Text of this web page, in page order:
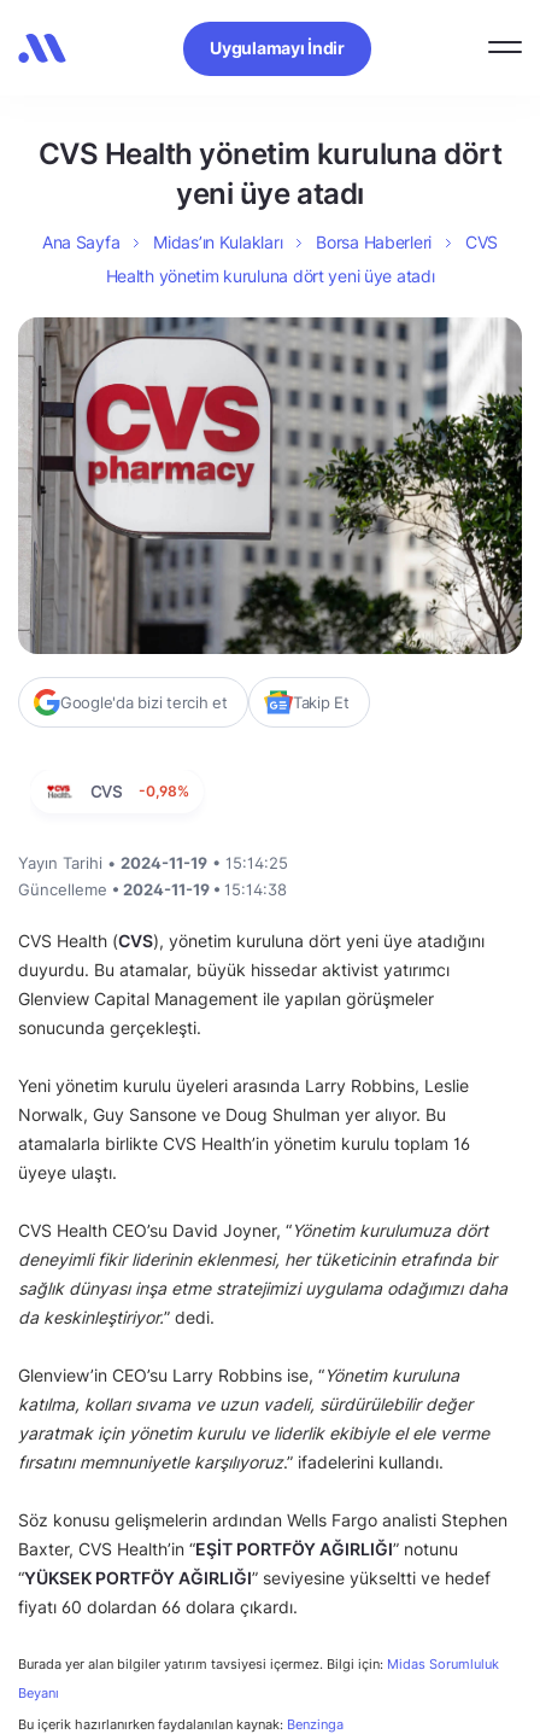
Uygulamayı İndir
CVS Health yönetim kuruluna dört
yeni üye atadı
Ana Sayfa Midas’ın Kulakları Borsa Haberleri
CVS
Health yönetim kuruluna dört yeni üye atadı
Google'da bizi tercih et Takip Et
CVS -0,98%
Yayın Tarihi • 2024-11-19 • 15:14:25
Güncelleme • 2024-11-19 • 15:14:38
CVS Health (CVS), yönetim kuruluna dört yeni üye atadığını
duyurdu. Bu atamalar, büyük hissedar aktivist yatırımcı
Glenview Capital Management ile yapılan görüşmeler
sonucunda gerçekleşti.
Yeni yönetim kurulu üyeleri arasında Larry Robbins, Leslie
Norwalk, Guy Sansone ve Doug Shulman yer alıyor. Bu
atamalarla birlikte CVS Health’in yönetim kurulu toplam 16
üyeye ulaştı.
CVS Health CEO’su David Joyner, “Yönetim kurulumuza dört
deneyimli fikir liderinin eklenmesi, her tüketicinin etrafında bir
sağlık dünyası inşa etme stratejimizi uygulama odağımızı daha
da keskinleştiriyor.” dedi.
Glenview’in CEO’su Larry Robbins ise, “Yönetim kuruluna
katılma, kolları sıvama ve uzun vadeli, sürdürülebilir değer
yaratmak için yönetim kurulu ve liderlik ekibiyle el ele verme
fırsatını memnuniyetle karşılıyoruz.” ifadelerini kullandı.
Söz konusu gelişmelerin ardından Wells Fargo analisti Stephen
Baxter, CVS Health’in “EŞİT PORTFÖY AĞIRLIĞI” notunu
“YÜKSEK PORTFÖY AĞIRLIĞI” seviyesine yükseltti ve hedef
fiyatı 60 dolardan 66 dolara çıkardı.
Burada yer alan bilgiler yatırım tavsiyesi içermez. Bilgi için: Midas Sorumluluk
Beyanı
Bu içerik hazırlanırken faydalanılan kaynak: Benzinga